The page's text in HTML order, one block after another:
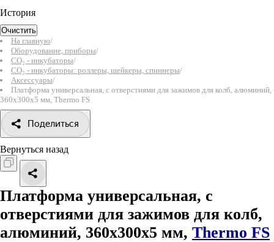
История
Очистить
На главную/
Оборудование, приборы/
СО₂ - инкубаторы/
СО₂ - инкубаторы: роллеры, шейкеры, спиннеры/
Аксессуары/
Платформа универсальная, с отверстиями для зажимов для колб, алюминий,
360x300x5 мм, Thermo FS
Поделиться
Вернуться назад
Платформа универсальная, с
отверстиями для зажимов для колб,
алюминий, 360x300x5 мм, Thermo FS